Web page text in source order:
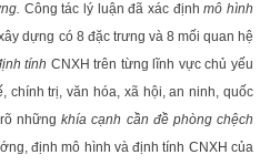
Công tác lý luận đã xác địnhmô hình
dựng có 8 đặc trưng và 8 mối quan hệ
tính CNXH trên từng lĩnh vực chủ yếu
chính trị, văn hóa, xã hội, an ninh, quốc
nhữngkhía cạnh cần đề phòng chệch
định mô hình và định tính CNXH của